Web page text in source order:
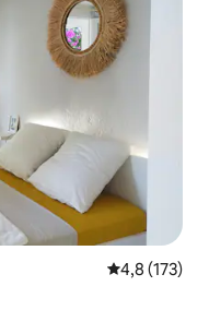
Μέση
4,8 (173)